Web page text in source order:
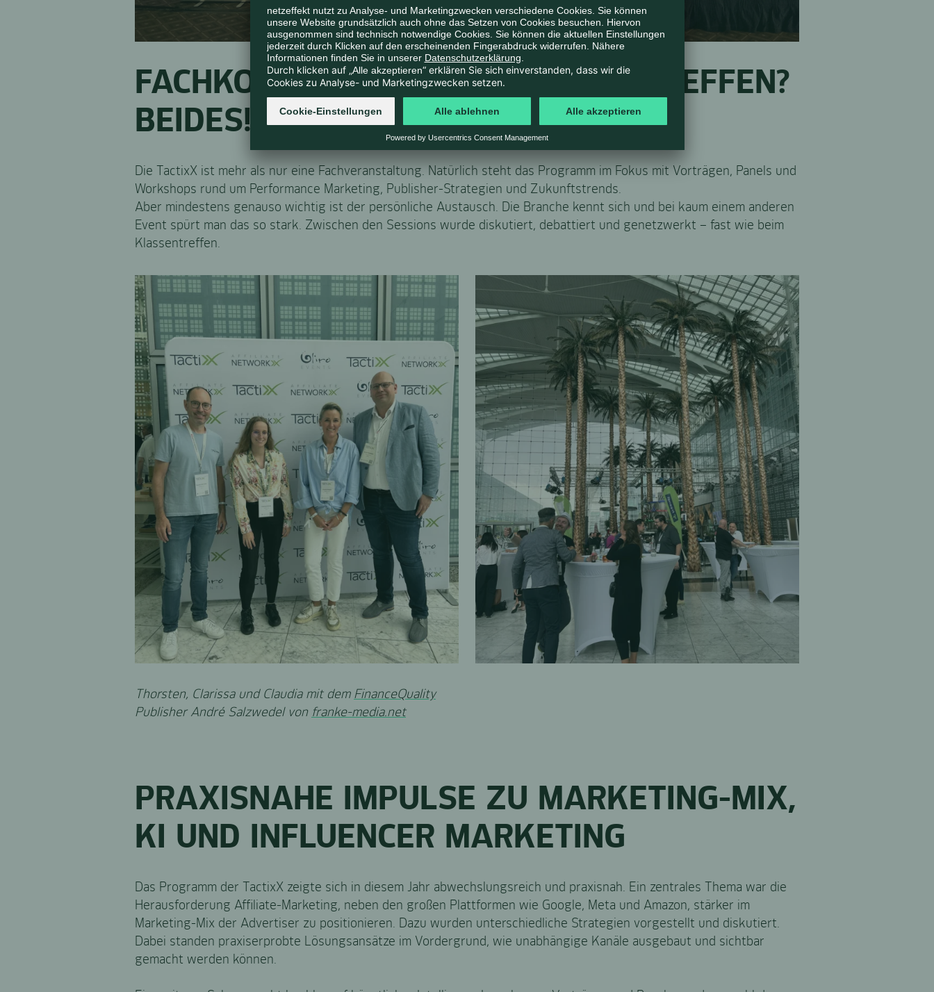
FACHKONFERENZ ODER KLASSENTREFFEN?
BEIDES!
Die TactixX ist mehr als nur eine Fachveranstaltung. Natürlich steht das Programm im Fokus mit Vorträgen, Panels und
Workshops rund um Performance Marketing, Publisher-Strategien und Zukunftstrends.
Aber mindestens genauso wichtig ist der persönliche Austausch. Die Branche kennt sich und bei kaum einem anderen
Event spürt man das so stark. Zwischen den Sessions wurde diskutiert, debattiert und genetzwerkt – fast wie beim
Klassentreffen.
Thorsten, Clarissa und Claudia mit dem FinanceQuality
Publisher André Salzwedel von franke-media.net
PRAXISNAHE IMPULSE ZU MARKETING-MIX,
KI UND INFLUENCER MARKETING
Das Programm der TactixX zeigte sich in diesem Jahr abwechslungsreich und praxisnah. Ein zentrales Thema war die
Herausforderung Affiliate-Marketing, neben den großen Plattformen wie Google, Meta und Amazon, stärker im
Marketing-Mix der Advertiser zu positionieren. Dazu wurden unterschiedliche Strategien vorgestellt und diskutiert.
Dabei standen praxiserprobte Lösungsansätze im Vordergrund, wie unabhängige Kanäle ausgebaut und sichtbar
gemacht werden können.